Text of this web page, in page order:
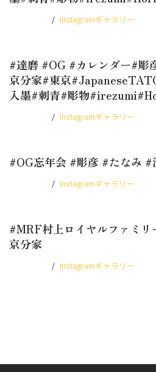
Instagramギャラリー
#達磨 #OG #カレンダー#彫
京分家#東京
入墨#刺青#彫物
Instagramギャラリー
#OG忘年会 #彫彦 #たなみ
Instagramギャラリー
#MRF村上ロイヤルファミ
京分家
Instagramギャラリー